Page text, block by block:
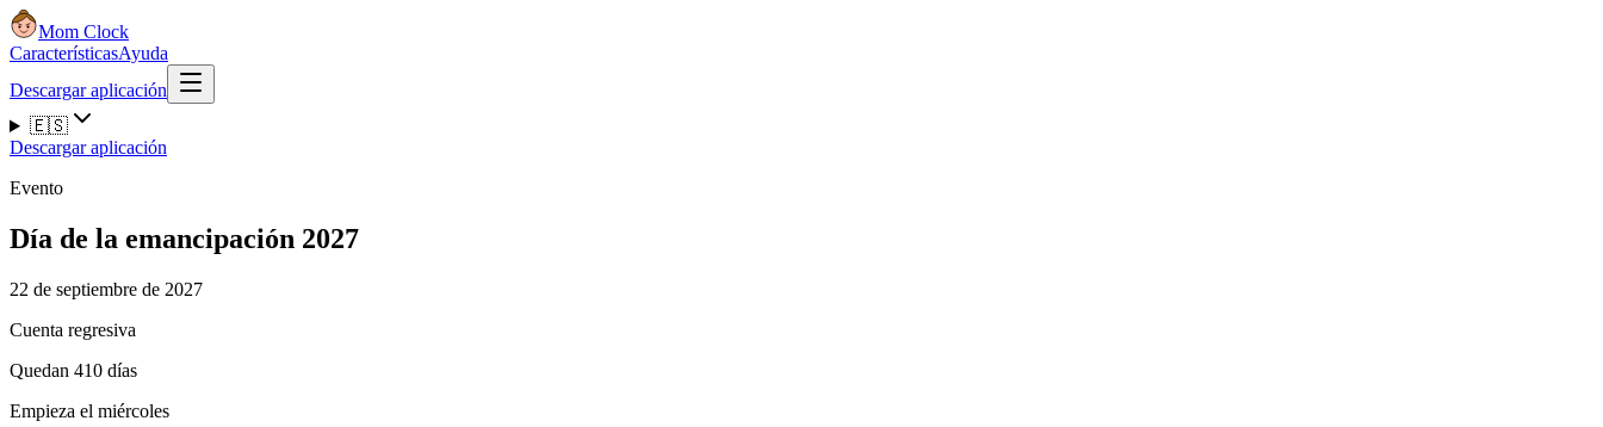
Mom Clock
CaracterísticasAyuda
Descargar aplicación
🇪🇸
Descargar aplicación
Evento
Día de la emancipación 2027
22 de septiembre de 2027
Cuenta regresiva
Quedan 410 días
Empieza el miércoles